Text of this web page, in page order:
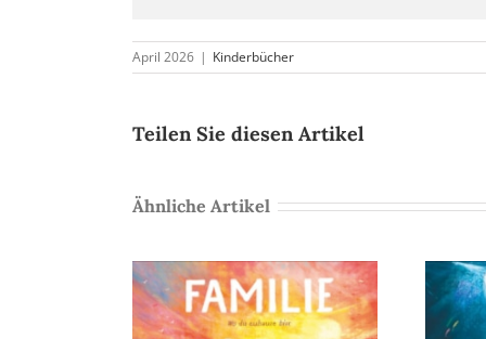
April 2026 | Kinderbücher
Teilen Sie diesen Artikel
Ähnliche Artikel